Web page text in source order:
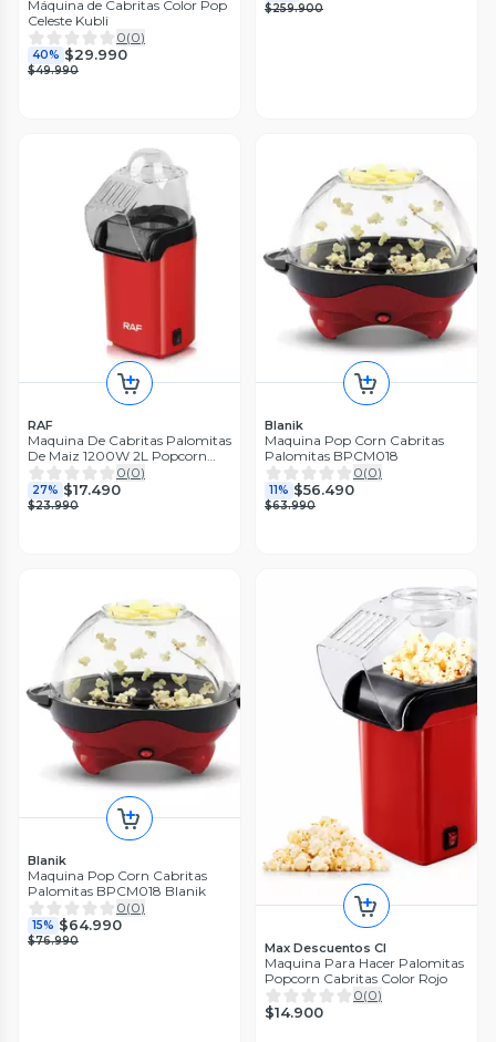
Máquina de Cabritas Color Pop
Celeste Kubli
0(0)
40% $29.990
$49.990
$259.900
RAF
Maquina De Cabritas Palomitas
De Maiz 1200W 2L Popcorn
Rojo
0(0)
27% $17.490
$23.990
Blanik
Maquina Pop Corn Cabritas
Palomitas BPCM018
0(0)
11% $56.490
$63.990
Blanik
Maquina Pop Corn Cabritas
Palomitas BPCM018 Blanik
0(0)
15% $64.990
$76.990 Max Descuentos Cl
Maquina Para Hacer Palomitas
Popcorn Cabritas Color Rojo
0(0)
$14.900